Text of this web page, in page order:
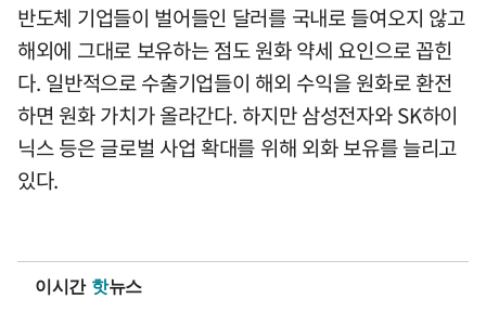
반도체 기업들이 벌어들인 달러를 국내로 들여오지 않고
해외에 그대로 보유하는 점도 원화 약세 요인으로 꼽힌
다. 일반적으로 수출기업들이 해외 수익을 원화로 환전
하면 원화 가치가 올라간다. 하지만 삼성전자와 SK하이
닉스 등은 글로벌 사업 확대를 위해 외화 보유를 늘리고
있다.
이시간 핫뉴스